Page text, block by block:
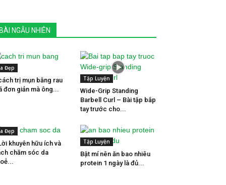
BÀI NGẪU NHIÊN
Đẹp
trị mụn bằng rau
đơn giản mà ông...
Tập Luyện
Wide-Grip Standing
Barbell Curl – Bài tập bắp
tay trước cho...
Đẹp
khuyên hữu ích và
chăm sóc da
Tập Luyện
Bật mí nên ăn bao nhiêu
protein 1 ngày là đủ...